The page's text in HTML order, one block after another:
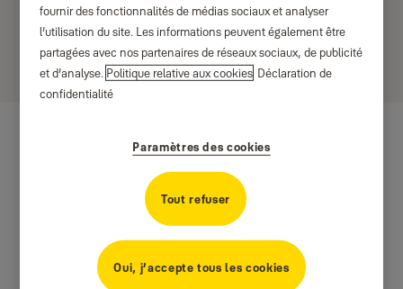
Yale. Découvrez toute la gamme des produits
électroniques Yale et notamment les différents
modèles de judas de porte digital.
fournir des fonctionnalités de médias sociaux et analyser
l’utilisation du site. Les informations peuvent également être
partagées avec nos partenaires de réseaux sociaux, de publicité
et d’analyse. Politique relative aux cookies Déclaration de
confidentialité
Paramètres des cookies
Tout refuser
Oui, j’accepte tous les cookies